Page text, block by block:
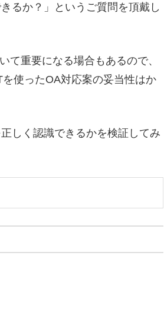
るか？」というご質問を頂戴し
て重要になる場合もあるので、
使ったOA対応案の妥当性はか
しく認識できるかを検証してみ